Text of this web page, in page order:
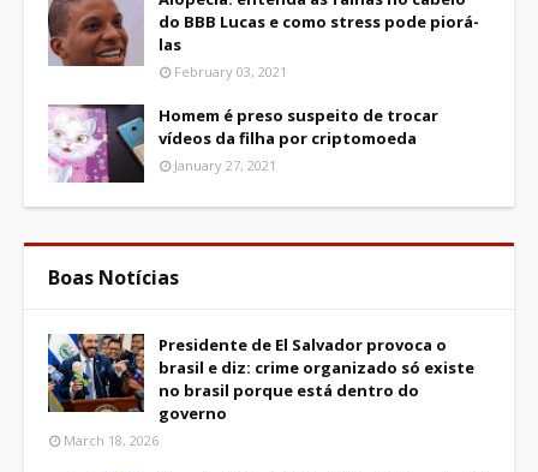
do BBB Lucas e como stress pode piorá-
las
February 03, 2021
Homem é preso suspeito de trocar
vídeos da filha por criptomoeda
January 27, 2021
Boas Notícias
Presidente de El Salvador provoca o
brasil e diz: crime organizado só existe
no brasil porque está dentro do
governo
March 18, 2026